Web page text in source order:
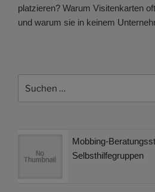
platzieren? Warum Visitenkarten
und warum sie in keinem
nach:
Mobbing-
Selbsthilfegruppen